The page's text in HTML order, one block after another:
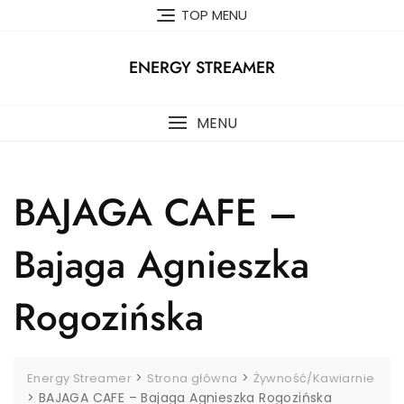
TOP MENU
ENERGY STREAMER
MENU
BAJAGA CAFE –
Bajaga Agnieszka
Rogozińska
Energy Streamer > Strona główna > Żywność/Kawiarnie
> BAJAGA CAFE – Bajaga Agnieszka Rogozińska